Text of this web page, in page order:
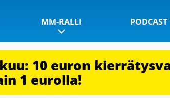
MM-RALLI PODCAST
10 euron
1 eurolla!